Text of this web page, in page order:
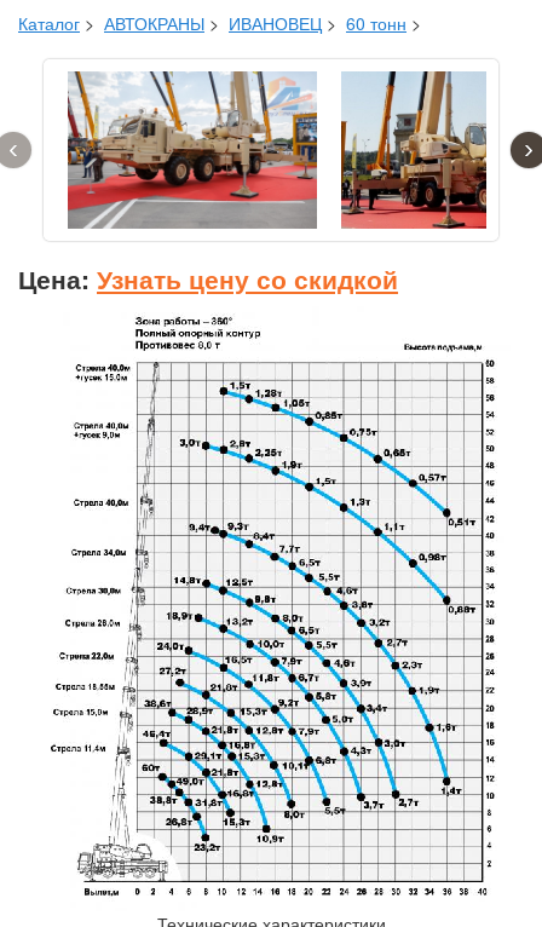
Каталог > АВТОКРАНЫ > ИВАНОВЕЦ > 60 тонн >
‹ ›
Цена: Узнать цену со скидкой